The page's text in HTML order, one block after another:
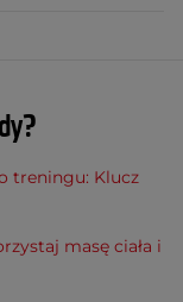
treningu: Klucz
masę ciała i